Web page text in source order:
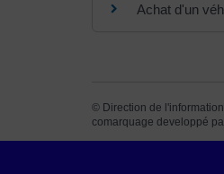
Achat d'un
© Direction de
comarquage developpé